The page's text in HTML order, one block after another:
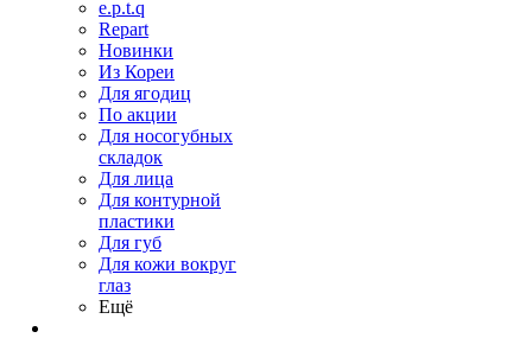
e.p.t.q
Repart
Новинки
Из Кореи
Для ягодиц
По акции
Для носогубных
складок
Для лица
Для контурной
пластики
Для губ
Для кожи вокруг
глаз
Ещё